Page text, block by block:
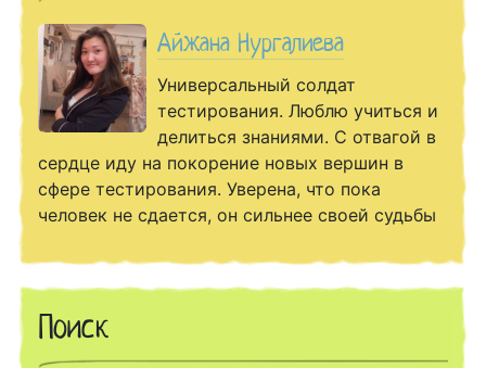
Айжана Нургалиева
Универсальный солдат
тестирования. Люблю учиться и
делиться знаниями. С отвагой в
сердце иду на покорение новых вершин в
сфере тестирования. Уверена, что пока
человек не сдается, он сильнее своей судьбы
Поиск